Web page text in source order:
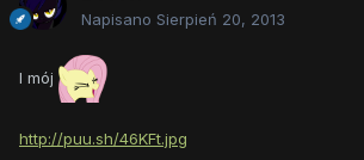
Napisano Sierpień 20, 2013
I mój
http://puu.sh/46KFt.jpg